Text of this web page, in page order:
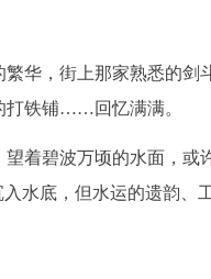
华，街上那家熟悉的剑
打铁铺……回忆满满。
着碧波万顷的水面，
水底，但水运的遗韵